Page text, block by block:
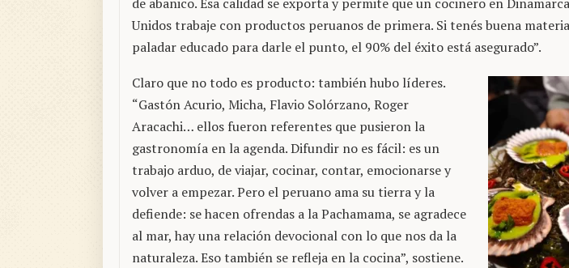
Unidos trabaje con productos peruanos de primera. Si tenés buena
paladar educado para darle el punto, el 90% del éxito está asegurado”.
Claro que no todo es producto: también hubo líderes.
“Gastón Acurio, Micha, Flavio Solórzano, Roger
Aracachi… ellos fueron referentes que pusieron la
gastronomía en la agenda. Difundir no es fácil: es un
trabajo arduo, de viajar, cocinar, contar, emocionarse y
volver a empezar. Pero el peruano ama su tierra y la
defiende: se hacen ofrendas a la Pachamama, se agradece
al mar, hay una relación devocional con lo que nos da la
naturaleza. Eso también se refleja en la cocina”, sostiene.